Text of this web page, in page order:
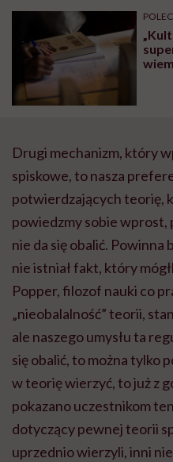
Drugi mechanizm, który
spiskowe, to nasza
potwierdzających teorię,
powiedzmy sobie
nie da się obalić.
nie istniał fakt, który
Popper, filozof nauki co
„nieobalalność” teorii,
ale naszego umysłu ta
się obalić, to można tylko
w teorię wierzyć, to już z
pokazano uczestnikom
dotyczący pewnej teorii
uprzednio wierzyli, inni